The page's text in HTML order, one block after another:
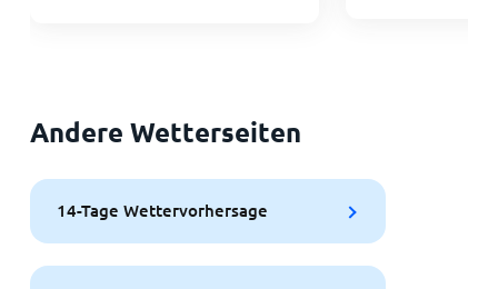
Andere Wetterseiten
14-Tage Wettervorhersage